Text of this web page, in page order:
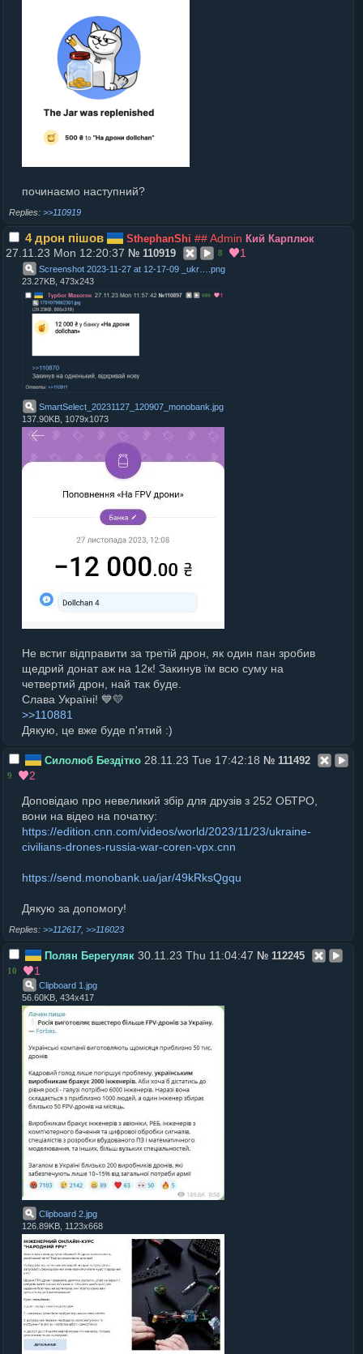
починаємо наступний?
>>110919
4 дрон пішов SthephanShi ## Admin Кий Карплюк
27.11.23 Mon 12:20:37 № 110919 8 1
png
23.27KB, 473x243
SmartSelect_20231127_120907_monobank jpg
137.90KB, 1079x1073
Не встиг відправити за третій дрон, як один пан зробив
щедрий донат аж на 12к! Закинув їм всю суму на
четвертий дрон, най так буде.
Слава Україні! 💙💛
>>110881
Дякую, це вже буде п'ятий :)
Силолюб Бездітко 28.11.23 Tue 17:42:18 № 111492
9
2
Доповідаю про невеликий збір для друзів з 252 ОБТРО,
вони на відео на початку:
https://edition.cnn.com/videos/world/2023/11/23/ukraine-
civilians-drones-russia-war-coren-vpx.cnn
https://send.monobank.ua/jar/49kRksQgqu
Дякую за допомогу!
>>112617, >>116023
Полян Берегуляк 30.11.23 Thu 11:04:47 № 112245
10 1
Clipboard 1 jpg
56.60KB, 434x417
Clipboard 2 jpg
126.89KB, 1123x668